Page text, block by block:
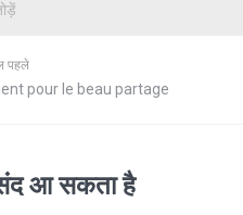
पहले
pour le beau partage
आ सकता है